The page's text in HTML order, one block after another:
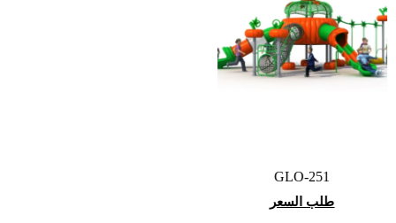
GLO-251
طلب السعر